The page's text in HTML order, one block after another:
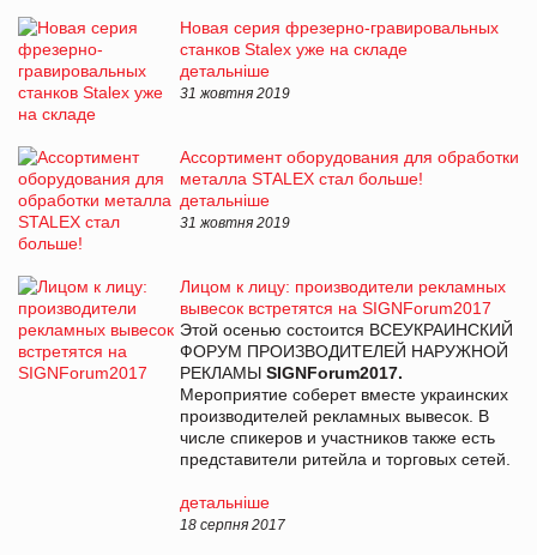
Новая серия фрезерно-гравировальных
станков Stalex уже на складе
детальніше
31 жовтня 2019
Ассортимент оборудования для обработки
металла STALEX стал больше!
детальніше
31 жовтня 2019
Лицом к лицу: производители рекламных
вывесок встретятся на SIGNForum2017
Этой осенью состоится ВСЕУКРАИНСКИЙ
ФОРУМ ПРОИЗВОДИТЕЛЕЙ НАРУЖНОЙ
РЕКЛАМЫ SIGNForum2017.
Мероприятие соберет вместе украинских
производителей рекламных вывесок. В
числе спикеров и участников также есть
представители ритейла и торговых сетей.
детальніше
18 серпня 2017